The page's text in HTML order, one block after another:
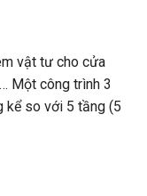
vật tư cho cửa
Một công trình 3
kể so với 5 tầng (5